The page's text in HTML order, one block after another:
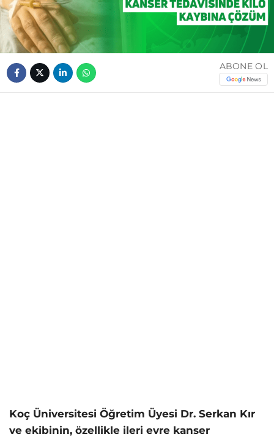
ABONE OL
Koç Üniversitesi Öğretim Üyesi Dr. Serkan Kır
ve ekibinin, özellikle ileri evre kanser